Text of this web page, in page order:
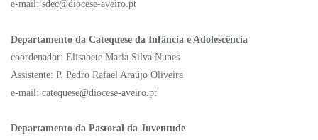
e-mail: sdec@diocese-aveiro.pt
Departamento da Catequese da Infância e Adolescência
coordenador: Elisabete Maria Silva Nunes
Assistente: P. Pedro Rafael Araújo Oliveira
e-mail: catequese@diocese-aveiro.pt
Departamento da Pastoral da Juventude